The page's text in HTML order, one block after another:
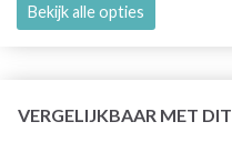
Bekijk alle opties
VERGELIJKBAAR MET DIT